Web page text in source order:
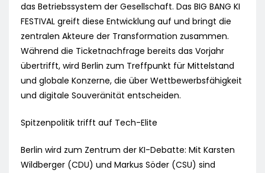
das Betriebssystem der Gesellschaft. Das BIG BANG KI
FESTIVAL greift diese Entwicklung auf und bringt die
zentralen Akteure der Transformation zusammen.
Während die Ticketnachfrage bereits das Vorjahr
übertrifft, wird Berlin zum Treffpunkt für Mittelstand
und globale Konzerne, die über Wettbewerbsfähigkeit
und digitale Souveränität entscheiden.
Spitzenpolitik trifft auf Tech-Elite
Berlin wird zum Zentrum der KI-Debatte: Mit Karsten
Wildberger (CDU) und Markus Söder (CSU) sind